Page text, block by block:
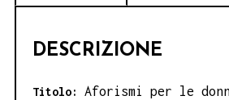
quantità
DESCRIZIONE
Titolo: Aforismi per le